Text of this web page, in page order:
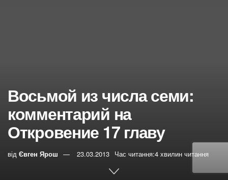
Восьмой из числа семи:
комментарий на
Откровение 17 главу
від Євген Ярош 23.03.2013 Час читання:4 хвилин читання